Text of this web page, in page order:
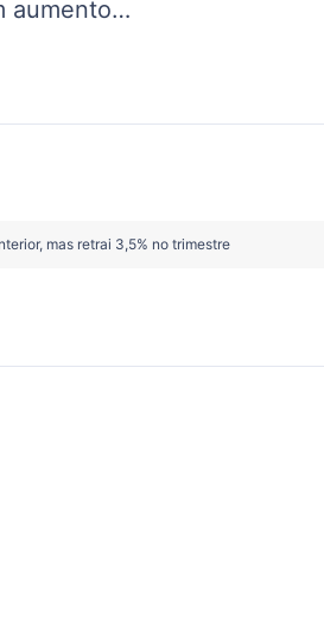
aumento…
mas retrai 3,5% no trimestre